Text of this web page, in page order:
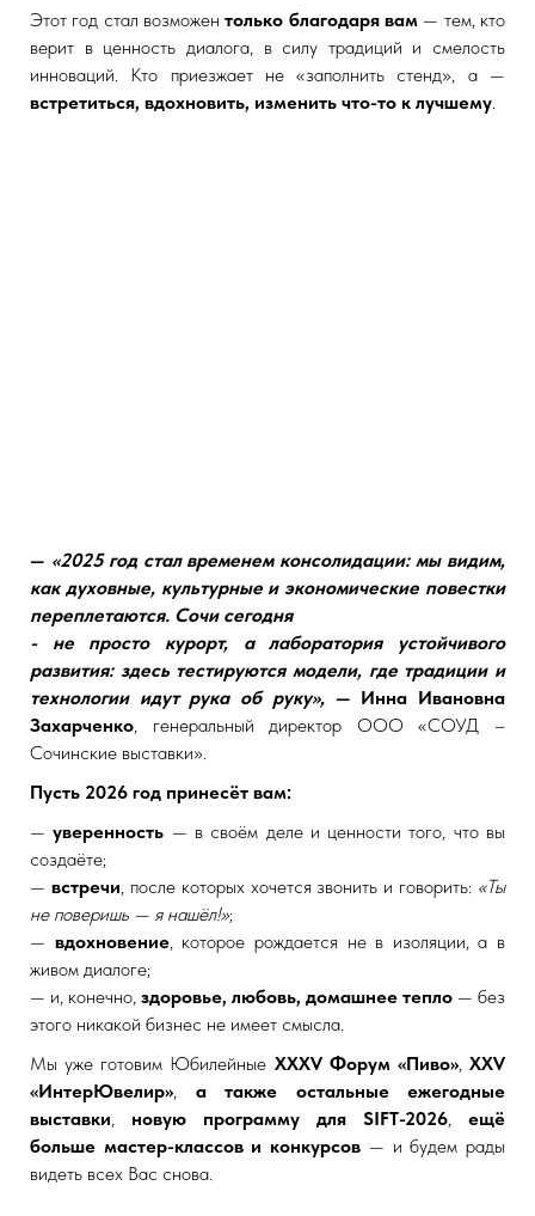
Этот год стал возможентолько благодаря вам — тем, кто
верит в ценность диалога, в силу традиций и смелость
инноваций. Кто приезжает не «заполнить стенд», а —
встретиться, вдохновить, изменить что-то к лучшему.
— «2025 год стал временем консолидации: мы видим,
как духовные, культурные и экономические повестки
переплетаются. Сочи сегодня
- не просто курорт, а лаборатория устойчивого
развития: здесь тестируются модели, где традиции и
технологии идут рука об руку», — Инна Ивановна
Захарченко, генеральный директор ООО «СОУД –
Сочинские выставки».
Пусть 2026 год принесёт вам:
—уверенность — в своём деле и ценности того, что вы
создаёте;
— встречи, после которых хочется звонить и говорить: «Ты
не поверишь — я нашёл!»;
— вдохновение, которое рождается не в изоляции, а в
живом диалоге;
— и, конечно, здоровье, любовь, домашнее тепло — без
этого никакой бизнес не имеет смысла.
Мы уже готовим Юбилейные XXXVФорум «Пиво»,XXV
«ИнтерЮвелир», а также остальные ежегодные
выставки, новую программу для SIFT-2026, ещё
больше мастер-классов и конкурсов — и будем рады
видеть всех Вас снова.